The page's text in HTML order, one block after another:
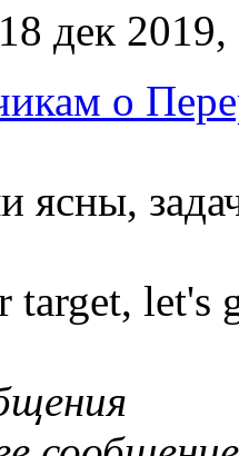
18 дек
о
ясны,
target, let's